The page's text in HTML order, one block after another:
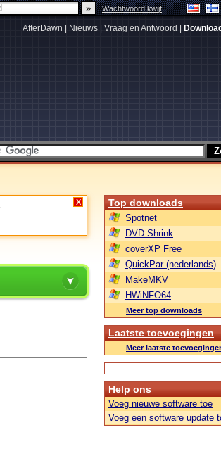
|Wachtwoord kwijt
AfterDawn Nieuws Vraag en Antwoord
X Top downloads
Spotnet
DVD Shrink
coverXP Free
QuickPar (nederlands)
MakeMKV
HWiNFO64
Meer top downloads
Laatste toevoegingen
Meer laatste
Help ons
Voeg nieuwe software toe
Voeg een software update